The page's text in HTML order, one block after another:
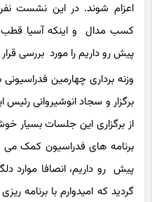
اعزام شوند. در این نشست
کسب مدال و اینکه آسیا قطب
پیش رو داریم را مورد بررسی
وزنه برداری چهارمین
برگزار و سجاد انوشیروانی
از برگزاری این جلسات بسیار
برنامه های فدراسیون کمک می
پیش رو داریم، انصافا موارد
گردید که امیدوارم با برنامه